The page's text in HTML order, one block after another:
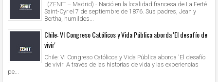
(ZENIT – Madrid).- Nació en la localidad francesa de La Ferté
Saint-Cyr el 7 de septiembre de 1876. Sus padres, Jean y
Bertha, humildes...
Chile: VI Congreso Católicos y Vida Pública aborda 'El desafío de
vivir'
Chile: VI Congreso Católicos y Vida Pública aborda 'El desafío
de vivir' A través de las historias de vida y las experiencias
pe...